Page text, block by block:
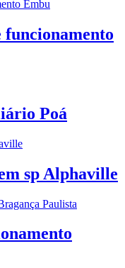
funcionamento
Poá
sp Alphaville